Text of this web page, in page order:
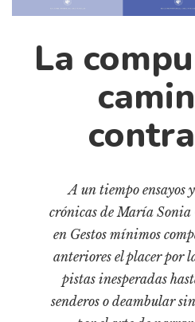
Ciudad
Críticas
Diccionario portátil de la
Historia material de los libros
Lagunas mentales
La
A un tiempo ensayos
crónicas de María
en Gestos mínimos
anteriores el placer por
pistas inesperadas
senderos o deambular